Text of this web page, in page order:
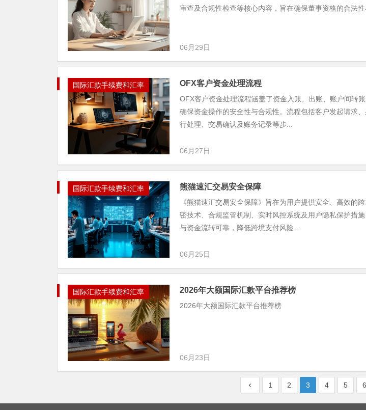
审查及合规性检查等核心内容，旨在确保董事资格的合法性
06月29日
国际汇款手续费和汇率 OFX客户资金处理流程
OFX客户资金处理流程涵盖了资金入账、出账、账户间转
确保资金操作的安全性与合规性。流程包括客户发起请求
行处理、交易确认及账务记录等步...
06月27日
国际汇款手续费和汇率 熊猫速汇交易安全保障
《熊猫速汇交易安全保障》旨在为用户提供安全、高效的
密技术、合规监管机制、实时风控系统及用户隐私保护措
与资金流转可靠，降低跨境支付风险...
06月25日
国际汇款手续费和汇率 2026年大额国际汇款平台推荐榜
2026年大额国际汇款平台推荐榜
06月23日
1 2 3 4 5 6